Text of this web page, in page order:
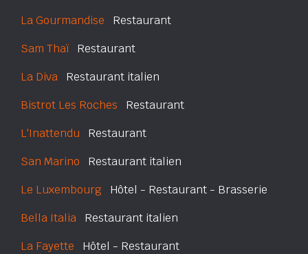
La Gourmandise Restaurant
Sam Thaï Restaurant
La Diva Restaurant italien
Bistrot Les Roches Restaurant
L'Inattendu Restaurant
San Marino Restaurant italien
Le Luxembourg Hôtel - Restaurant - Brasserie
Bella Italia Restaurant italien
La Fayette Hôtel - Restaurant